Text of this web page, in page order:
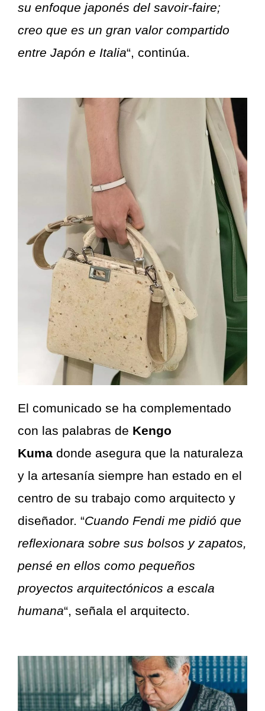
su enfoque japonés del savoir-faire;
creo que es un gran valor compartido
entre Japón e Italia“, continúa.
El comunicado se ha complementado
con las palabras de Kengo
Kuma donde asegura que la naturaleza
y la artesanía siempre han estado en el
centro de su trabajo como arquitecto y
diseñador. “Cuando Fendi me pidió que
reflexionara sobre sus bolsos y zapatos,
pensé en ellos como pequeños
proyectos arquitectónicos a escala
humana“, señala el arquitecto.